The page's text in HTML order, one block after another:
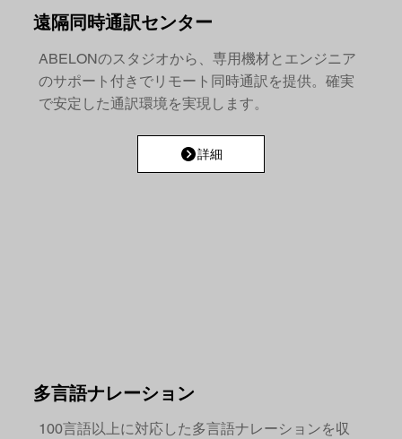
遠隔同時通訳センター
ABELONのスタジオから、専用機材とエンジニア
のサポート付きでリモート同時通訳を提供。確実
で安定した通訳環境を実現します。
詳細
多言語ナレーション
100言語以上に対応した多言語ナレーションを収